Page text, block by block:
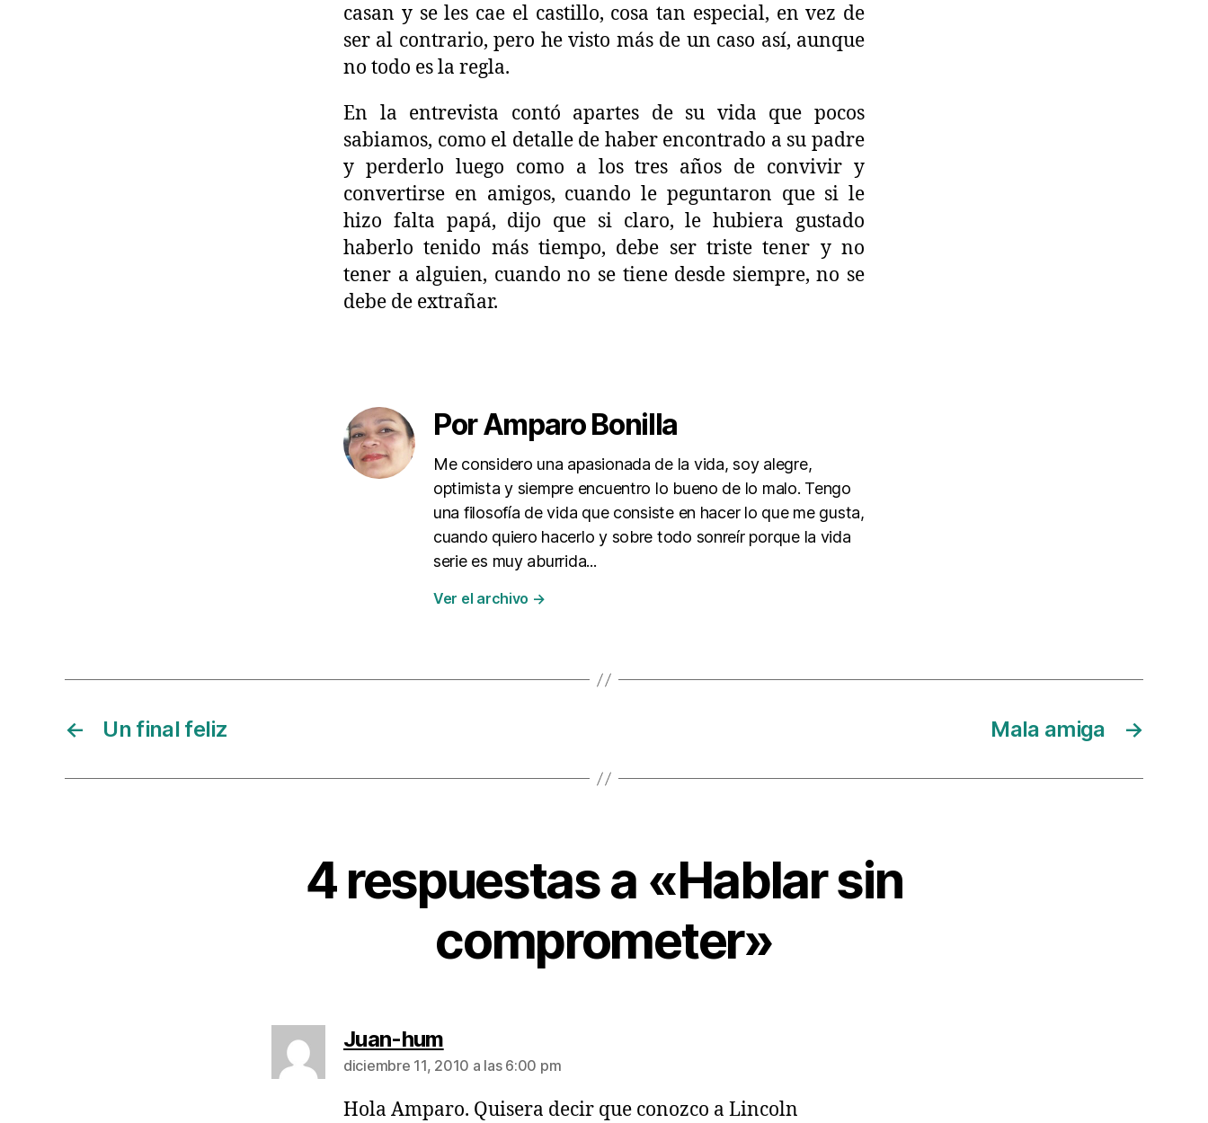
casan y se les cae el castillo, cosa tan especial, en vez de
ser al contrario, pero he visto más de un caso así, aunque
no todo es la regla.
En la entrevista contó apartes de su vida que pocos
sabiamos, como el detalle de haber encontrado a su padre
y perderlo luego como a los tres años de convivir y
convertirse en amigos, cuando le peguntaron que si le
hizo falta papá, dijo que si claro, le hubiera gustado
haberlo tenido más tiempo, debe ser triste tener y no
tener a alguien, cuando no se tiene desde siempre, no se
debe de extrañar.
Por Amparo Bonilla
Me considero una apasionada de la vida, soy alegre,
optimista y siempre encuentro lo bueno de lo malo. Tengo
una filosofía de vida que consiste en hacer lo que me gusta,
cuando quiero hacerlo y sobre todo sonreír porque la vida
serie es muy aburrida...
Ver el archivo →
← Un final feliz →
Mala amiga
4 respuestas a «Hablar sin
comprometer»
Juan-humdice:
diciembre 11, 2010 a las 6:00 pm
Hola Amparo. Quisera decir que conozco a Lincoln